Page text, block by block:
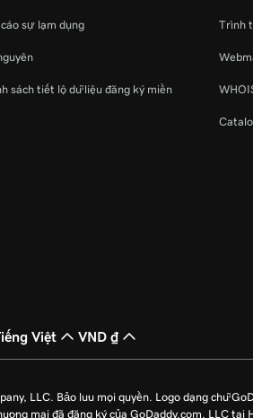
cáo sự lạm dụng
sách tiết lộ dữ liệu đăng ký miền
Trình
Việt VND ₫
LLC. Bảo lưu mọi quyền. Logo dạng chữ
mại đã đăng ký của GoDaddy.com, LLC tại